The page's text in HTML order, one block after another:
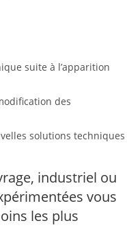
suite à l’apparition
des
solutions techniques
industriel ou
vous
les plus